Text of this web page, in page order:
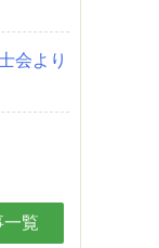
会より
一覧